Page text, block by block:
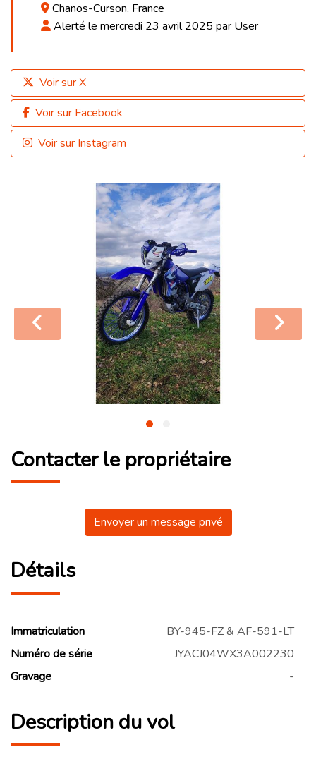
Chanos-Curson, France
Alerté le mercredi 23 avril 2025 par User
Voir sur X
Voir sur Facebook
Voir sur Instagram
Contacter le propriétaire
Envoyer un message privé
Détails
Immatriculation
BY-945-FZ & AF-591-LT
Numéro de série
JYACJ04WX3A002230
Gravage
-
Description du vol